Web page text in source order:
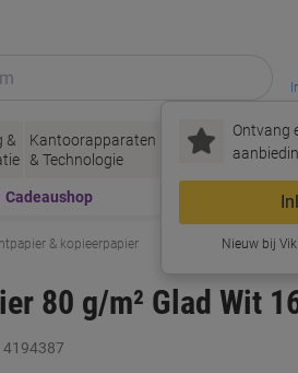
Ontvang
Nieuw bij
&
Kantoorapparaten
& Technologie
Inkt &
Toner
Papier,
&
Cadeaushop
& kopieerpapier
80 g/m² Glad Wit
4194387